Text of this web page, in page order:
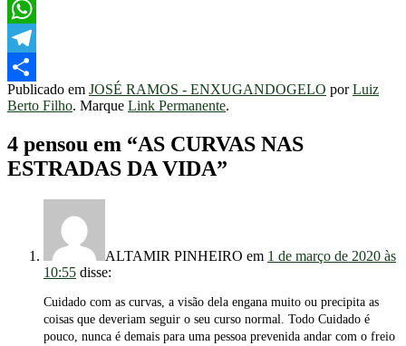
Facebook
WhatsApp
Telegram
Share
Publicado em JOSÉ RAMOS - ENXUGANDOGELO porLuiz
Berto Filho. Marque Link Permanente.
4 pensou em “AS CURVAS NAS
ESTRADAS DA VIDA”
ALTAMIR PINHEIRO em 1 de março de 2020 às
10:55 disse:
Cuidado com as curvas, a visão dela engana muito ou precipita as
coisas que deveriam seguir o seu curso normal. Todo Cuidado é
pouco, nunca é demais para uma pessoa prevenida andar com o freio